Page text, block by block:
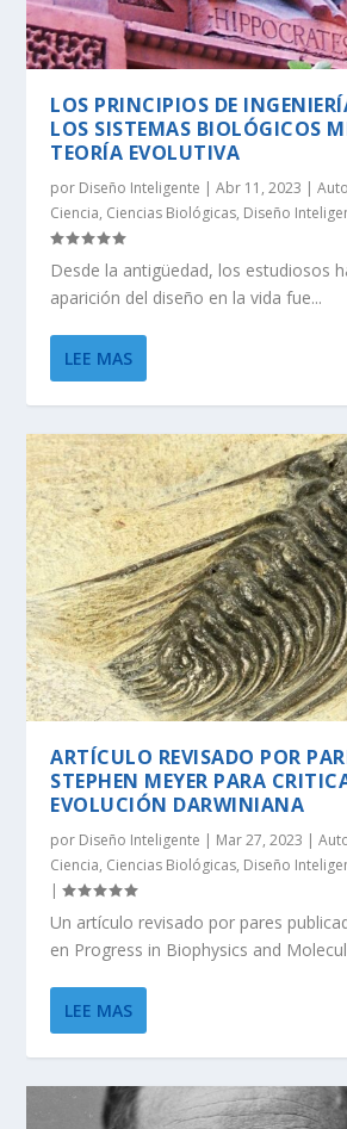
LOS PRINCIPIOS DE
LOS SISTEMAS BIOLÓGICOS
TEORÍA EVOLUTIVA
por Diseño Inteligente |Abr 11, 2023 |
Ciencia, Ciencias Biológicas, Diseño
Desde la antigüedad, los estudiosos
aparición del diseño en la vida fue...
LEE MAS
ARTÍCULO REVISADO POR
STEPHEN MEYER PARA
EVOLUCIÓN DARWINIANA
por Diseño Inteligente | Mar 27, 2023 |
Ciencia, Ciencias Biológicas, Diseño
|
Un artículo revisado por pares
en Progress in Biophysics and
LEE MAS